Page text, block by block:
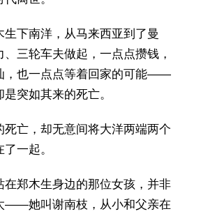
生下南洋，从马来西亚到了曼
三轮车夫做起，一点点攒钱，
，也一点点等着回家的可能——
突如其来的死亡。
死亡，却无意间将大洋两端两个
一起。
在郑木生身边的那位女孩，并非
——她叫谢南枝，从小和父亲在